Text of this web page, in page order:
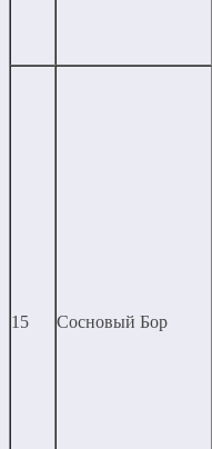
15 Сосновый Бор